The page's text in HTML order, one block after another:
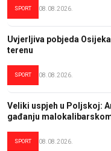
SPORT 08.08.2026.
Uvjerljiva pobjeda
terenu
SPORT 08.08.2026.
Veliki uspjeh u Poljskoj:
gađanju
SPORT 08.08.2026.